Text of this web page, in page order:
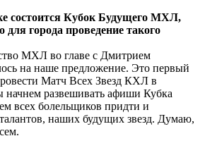
состоится Кубок Будущего МХЛ,
для города проведение такого
МХЛ во главе с Дмитрием
на наше предложение. Это первый
Матч Всех Звезд КХЛ в
начнем развешивать афиши Кубка
всех болельщиков придти и
наших будущих звезд. Думаю,